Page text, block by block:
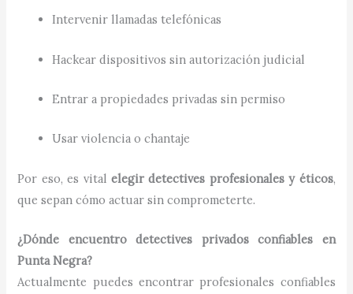
Intervenir llamadas telefónicas
Hackear dispositivos sin autorización judicial
Entrar a propiedades privadas sin permiso
Usar violencia o chantaje
Por eso, es vital elegir detectives profesionales y éticos,
que sepan cómo actuar sin comprometerte.
¿Dónde encuentro detectives privados confiables en
Punta Negra?
Actualmente puedes encontrar profesionales confiables